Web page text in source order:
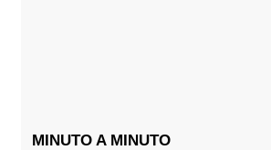
MINUTO A MINUTO